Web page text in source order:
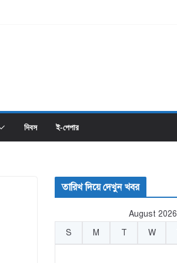
দিবস ই-পেপার
তারিখ দিয়ে দেখুন খবর
August 2026
S
M T W